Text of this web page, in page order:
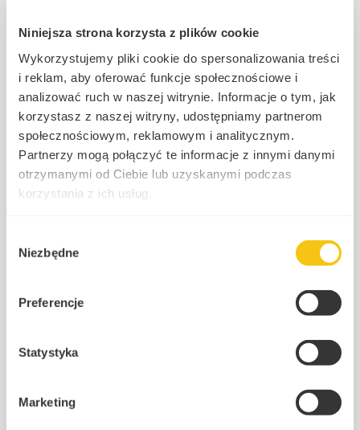
Niniejsza strona korzysta z plików cookie
Wykorzystujemy pliki cookie do spersonalizowania treści
i reklam, aby oferować funkcje społecznościowe i
analizować ruch w naszej witrynie. Informacje o tym, jak
korzystasz z naszej witryny, udostępniamy partnerom
społecznościowym, reklamowym i analitycznym.
Partnerzy mogą połączyć te informacje z innymi danymi
otrzymanymi od Ciebie lub uzyskanymi podczas
korzystania z ich usług.
zgody
Niezbędne
Preferencje
Statystyka
Marketing
Najnowsze orzeczenie Naczelnego Sądu Administracyjnego
dotyczące opodatkowania fundacji rodzinnych wpisuje się w
coraz wyraźniejszą linię orzeczniczą, w której sądy
administracyjne korygują restrykcyjne podejście organów
podatkowych do stosowania zwolnień przewidzianych w ustawie
o fundacji rodzinnej oraz w ustawie o CIT. Sprawa ma istotne
znaczenie praktyczne, ponieważ dotyczy jednego z kluczowych
zagadnień konstrukcyjnych fundacji rodzinnej zakresu
transparentnych podatkowo. Punktem wyjścia był wniosek o
interpretację indywidualną złożony przez przedsiębiorcę
zagranicznych spółkach osobowych, w tym podmiotach prawa
kajmańskiego i luksemburskiego. Spółki te miały charakter